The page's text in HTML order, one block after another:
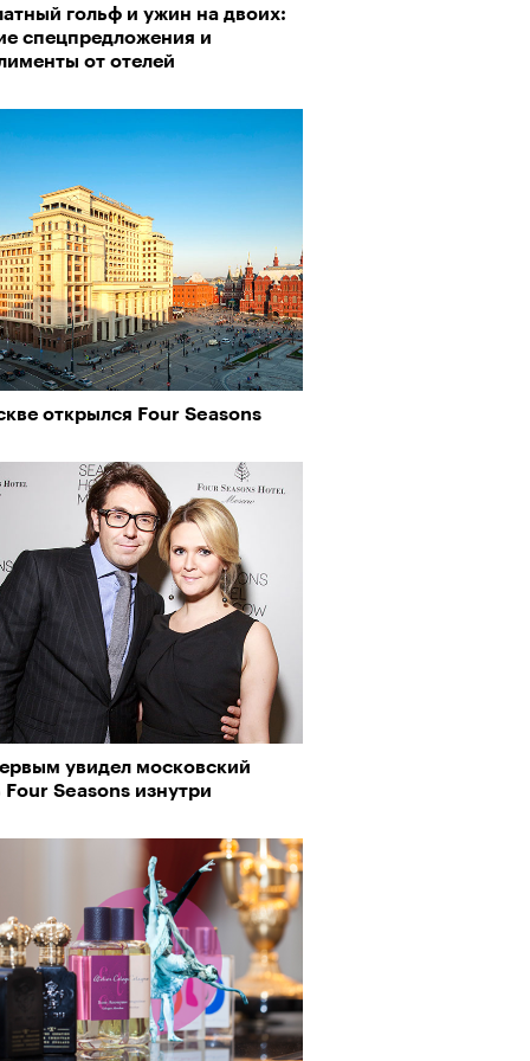
гольф и ужин на двоих:
спецпредложения и
от отелей
открылся Four Seasons
увидел московский
Four Seasons изнутри
первую резиденцию
важны гормоны стресса
ли прийти
спорт без
если вам 30